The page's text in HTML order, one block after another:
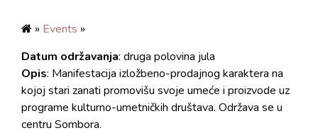
» Events »
Datum održavanja: druga polovina jula
Opis: Manifestacija izložbeno-prodajnog karaktera na
kojoj stari zanati promovišu svoje umeće i proizvode uz
programe kulturno-umetničkih društava. Održava se u
centru Sombora.